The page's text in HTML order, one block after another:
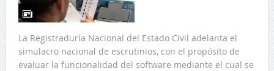
La Registraduría Nacional del Estado Civil adelanta el
simulacro nacional de escrutinios, con el propósito de
evaluar la funcionalidad del software mediante el cual se